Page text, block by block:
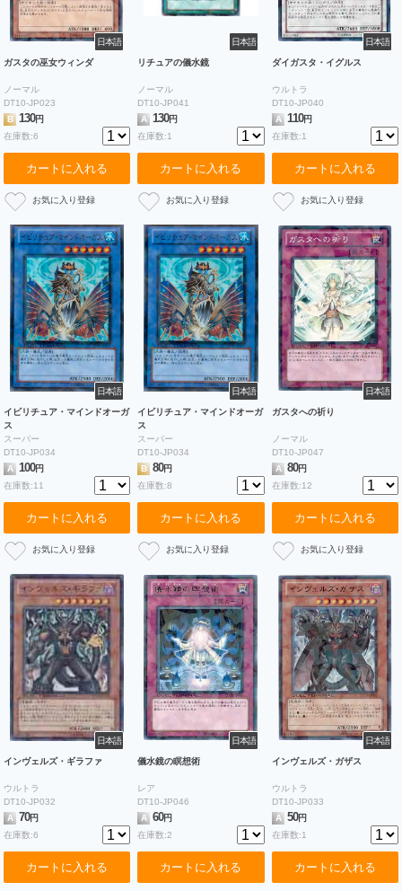
日本語
ガスタの巫女ウィンダ
ノーマル
DT10-JP023
B
130円
在庫数:6
カートに入れる
日本語
リチュアの儀水鏡
ノーマル
DT10-JP041
A
130円
在庫数:1
カートに入れる
日本語
ダイガスタ・イグルス
ウルトラ
DT10-JP040
A 110円
在庫数:1
カートに入れる
日本語
イビリチュア・マインドオーガ
ス
スーパー
DT10-JP034
A
100円
在庫数:11
カートに入れる
日本語
イビリチュア・マインドオーガ
ス
スーパー
DT10-JP034
B
80円
在庫数:8
カートに入れる
日本語
ガスタへの祈り
ノーマル
DT10-JP047
A 80円
在庫数:12
カートに入れる
日本語
インヴェルズ・ギラファ
ウルトラ
DT10-JP032
A
70円
在庫数:6
カートに入れる
日本語
儀水鏡の瞑想術
レア
DT10-JP046
A
60円
在庫数:2
カートに入れる
日本語
インヴェルズ・ガザス
ウルトラ
DT10-JP033
A 50円
在庫数:1
カートに入れる